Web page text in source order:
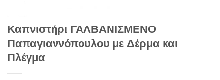
Καπνιστήρι ΓΑΛΒΑΝΙΣΜΕΝΟ
Παπαγιαννόπουλου με Δέρμα και
Πλέγμα